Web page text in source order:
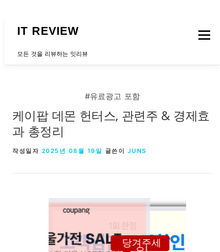
IT REVIEW
모든 것을 리뷰하는 잇리뷰
메뉴
#유료광고 포함
케이팝 데몬 헌터스, 관련주 & 경제효
과 총정리
작성일자 2025년 08월 19일 글쓴이 JUNS
당겨주세